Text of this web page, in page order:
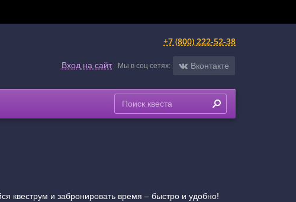
+7 (800) 222-52-38
Вход на сайт Мы в соц сетях: Вконтакте
квеструм и забронировать время – быстро и удобно!